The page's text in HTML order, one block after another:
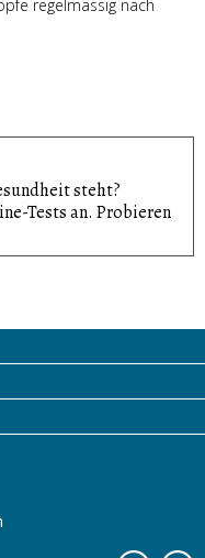
regelmässig nach
steht?
Tests an. Probieren